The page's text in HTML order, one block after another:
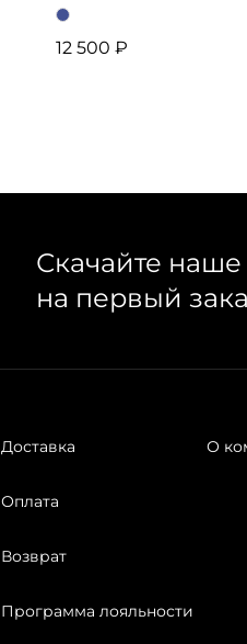
12 500 ₽
Скачайте
на первый
Доставка
Оплата
Возврат
Программа лояльности
О